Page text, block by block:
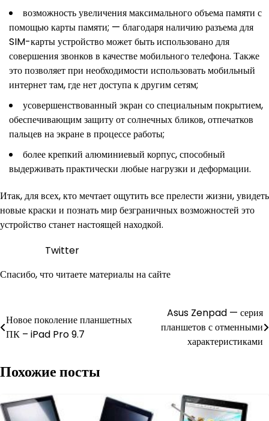
возможность увеличения максимального объема памяти с
помощью карты памяти; — благодаря наличию разъема для
SIM-карты устройство может быть использовано для
совершения звонков в качестве мобильного телефона. Также
это позволяет при необходимости использовать мобильный
интернет там, где нет доступа к другим сетям;
усовершенствованный экран со специальным покрытием,
обеспечивающим защиту от солнечных бликов, отпечатков
пальцев на экране в процессе работы;
более крепкий алюминиевый корпус, способный
выдерживать практически любые нагрузки и деформации.
Итак, для всех, кто мечтает ощутить все прелести жизни, увидеть
новые краски и познать мир безграничных возможностей это
устройство станет настоящей находкой.
Twitter
Спасибо, что читаете материалы на сайте
Навигация
по
Новое поколение планшетных
ПК – iPad Pro 9.7
Asus Zenpad — серия
планшетов с отменными
характеристиками
Похожие посты